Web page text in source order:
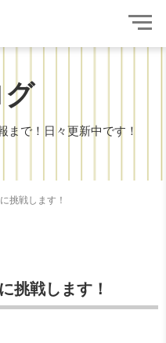
まで！日々更新中です！
挑戦します！
挑戦します！